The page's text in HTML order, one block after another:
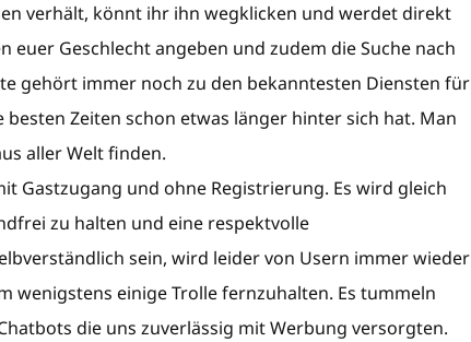
verhält, könnt ihr ihn wegklicken und werdet direkt
Geschlecht angeben und zudem die Suche nach
gehört immer noch zu den bekanntesten Diensten für
Zeiten schon etwas länger hinter sich hat. Man
aller Welt finden.
Gastzugang und ohne Registrierung. Es wird gleich
zu halten und eine respektvolle
sein, wird leider von Usern immer wieder
wenigstens einige Trolle fernzuhalten. Es tummeln
die uns zuverlässig mit Werbung versorgten.